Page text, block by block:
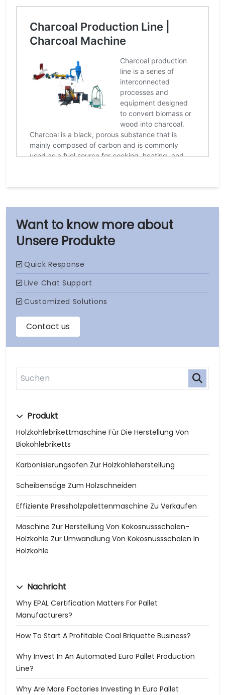
Unsere Produkte
Produkt
Holzkohlebrikettmaschine Für Die Herstellung Von
Biokohlebriketts
Karbonisierungsofen Zur Holzkohleherstellung
Scheibensäge Zum Holzschneiden
Effiziente Pressholzpalettenmaschine Zu Verkaufen
Maschine Zur Herstellung Von Kokosnussschalen-
Holzkohle Zur Umwandlung Von Kokosnussschalen In
Holzkohle
Nachricht
Why EPAL Certification Matters For Pallet
Manufacturers?
How To Start A Profitable Coal Briquette Business?
Why Invest In An Automated Euro Pallet Production
Line?
Why Are More Factories Investing In Euro Pallet